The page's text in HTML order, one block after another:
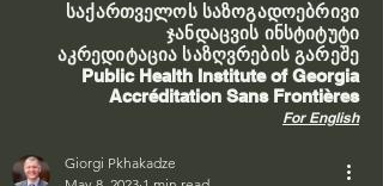
საქართველოს საზოგადოებრივი
ჯანდაცვის ინსტიტუტი
აკრედიტაცია საზღვრების გარეშე
Public Health Institute of Georgia
Accréditation Sans Frontières
For English
Giorgi Pkhakadze